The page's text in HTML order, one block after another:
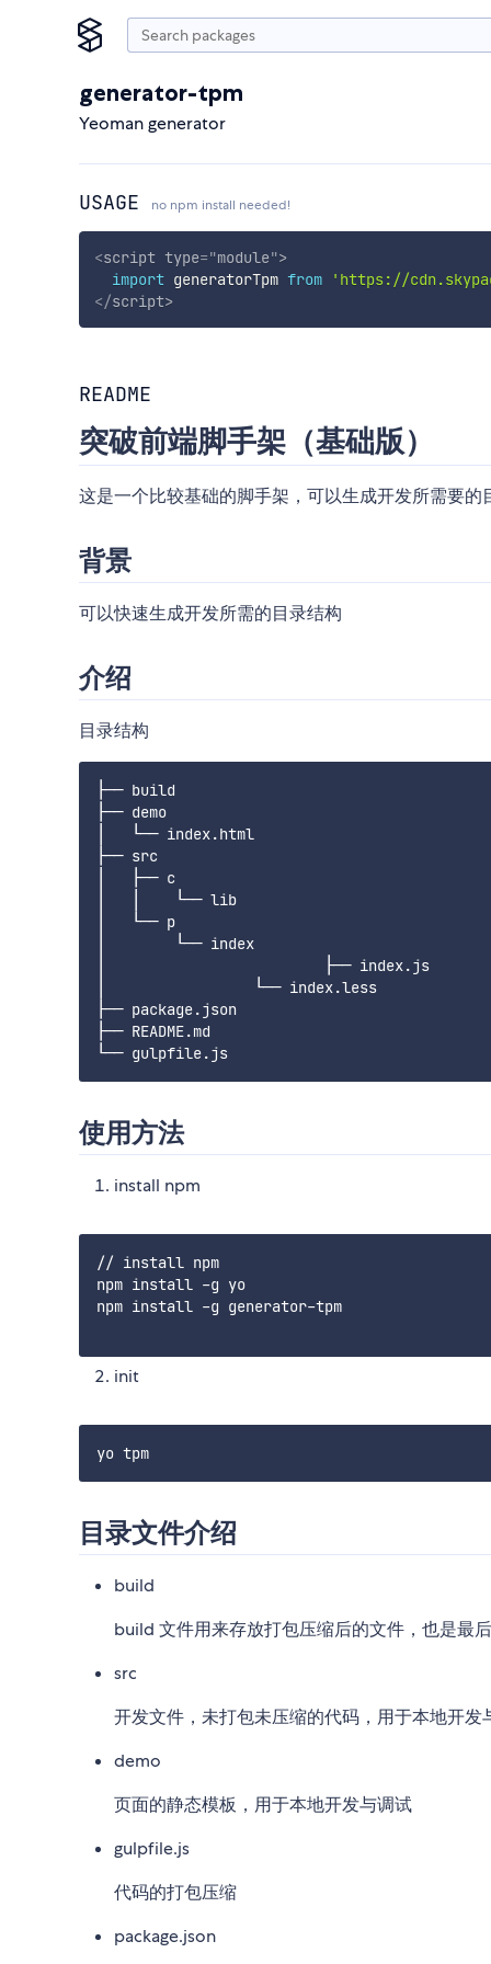
generator-tpm
Yeoman generator
USAGE no npm install needed!
<script type="module">
import generatorTpm from 'https://
</script>
README
突破前端脚手架（基础版）
这是一个比较基础的脚手架，可以生成开发所需要的
背景
可以快速生成开发所需的目录结构
介绍
目录结构
├── build
├── demo
│   └── index.html
├── src
│   ├── c
│   └── p
├── package.json
├── README.md
使用方法
install npm
// install npm
npm install -g yo
npm install -g generator-tpm
init
目录文件介绍
build
build 文件用来存放打包压缩后的文件，也是最后
src
开发文件，未打包未压缩的代码，用于本地开发
demo
页面的静态模板，用于本地开发与调试
gulpfile.js
代码的打包压缩
package.json